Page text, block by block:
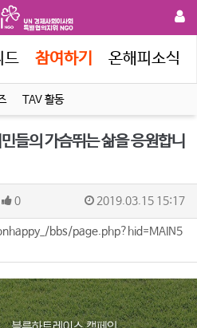
드 참여하기 온해피소식
TAV 활동
들의 가슴뛰는 삶을 응원합니
0 2019.03.15 15:17
bbs/page.php?hid=MAIN5